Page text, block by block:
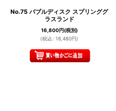
No.75 バブルディスク スプリンググ
ラスランド
16,800円(税別)
(税込 : 18,480円)